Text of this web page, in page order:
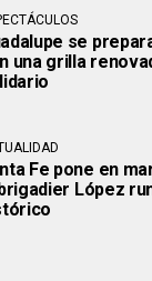
se
una grilla
Fe pone en
López